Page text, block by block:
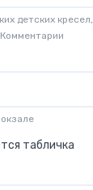
детских кресел,
табличка